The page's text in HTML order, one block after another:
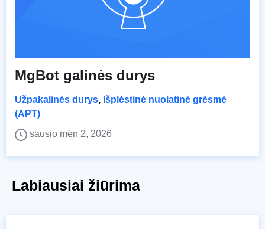
MgBot galinės durys
Užpakalinės durys, Išplėstinė nuolatinė grėsmė
(APT)
sausio mėn 2, 2026
Labiausiai žiūrima